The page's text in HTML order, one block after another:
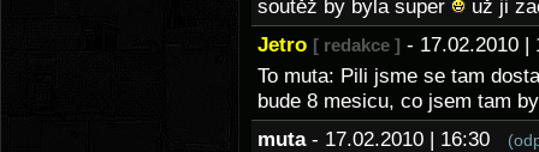
soutěž by byla super
už ji
Jetro [ redakce ] - 17.02.2010
To muta: Pili jsme se tam
bude 8 mesicu, co jsem tam
muta - 17.02.2010 | 16:30